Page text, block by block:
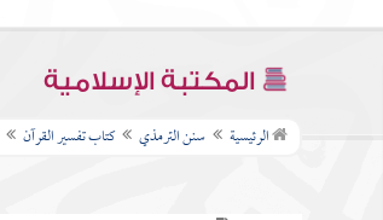
المكتبة الإسلامية
الرئيسية سنن الترمذي كتاب تفسير القرآن
كتاب فضائل القرآن
كتاب القراءات
كتاب تفسير القرآن